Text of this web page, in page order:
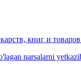
книг и
narsalarni